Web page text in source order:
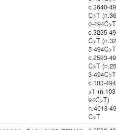
c.3640-
C>T
0-
c.3235-
C>T
5-
c.2593-
C>T
3-
c.103-
>T
94C>T)
n.4018-
C>T